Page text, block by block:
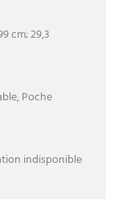
cm; 29,3
Poche
indisponible